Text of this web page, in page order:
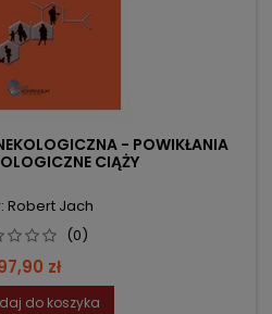
- POWIKŁANIA
CIĄŻY
Robert Jach
(0)
zł
do koszyka